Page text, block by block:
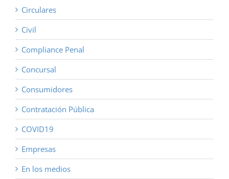
Circulares
Civil
Compliance Penal
Concursal
Consumidores
Contratación Pública
COVID19
Empresas
En los medios